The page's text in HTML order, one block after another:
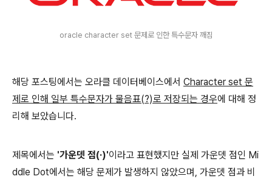
oracle character set 문제로 인한 특수문자 깨짐
해당 포스팅에서는 오라클 데이터베이스에서 Character set 문
제로 인해 일부 특수문자가 물음표(?)로 저장되는 경우에 대해 정
리해 보았습니다.
제목에서는 '가운뎃 점(·)'이라고 표현했지만 실제 가운뎃 점인 Mi
ddle Dot에서는 해당 문제가 발생하지 않았으며, 가운뎃 점과 비